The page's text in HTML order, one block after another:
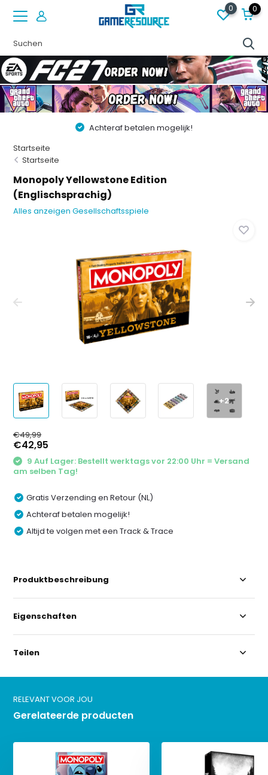
0 0
Achteraf betalen mogelijk!
Startseite
Startseite
Monopoly Yellowstone Edition
(Englischsprachig)
Alles anzeigen Gesellschaftsspiele
+2
€49,99
€42,95
9 Auf Lager: Bestellt werktags vor 22:00 Uhr = Versand
am selben Tag!
Gratis Verzending en Retour (NL)
Achteraf betalen mogelijk!
Altijd te volgen met een Track & Trace
Produktbeschreibung
Eigenschaften
Teilen
RELEVANT VOOR JOU
Gerelateerde producten